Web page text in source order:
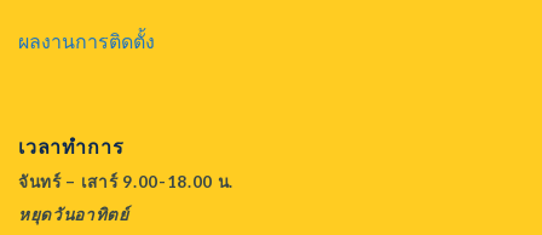
ผลงานการติดตั้ง
เวลาทำการ
จันทร์ – เสาร์ 9.00-18.00 น.
หยุดวันอาทิตย์